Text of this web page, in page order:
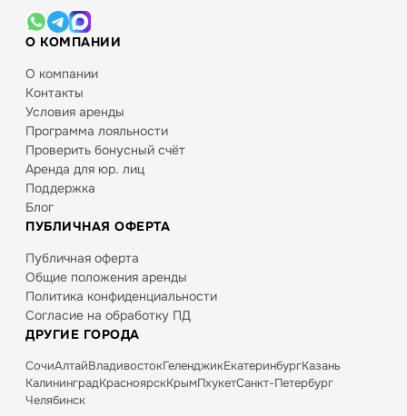
О КОМПАНИИ
О компании
Контакты
Условия аренды
Программа лояльности
Проверить бонусный счёт
Аренда для юр. лиц
Поддержка
Блог
ПУБЛИЧНАЯ ОФЕРТА
Публичная оферта
Общие положения аренды
Политика конфиденциальности
Согласие на обработку ПД
ДРУГИЕ ГОРОДА
СочиАлтайВладивостокГеленджикЕкатеринбургКазань
КалининградКрасноярскКрымПхукетСанкт-Петербург
Челябинск